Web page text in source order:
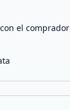
el comprador